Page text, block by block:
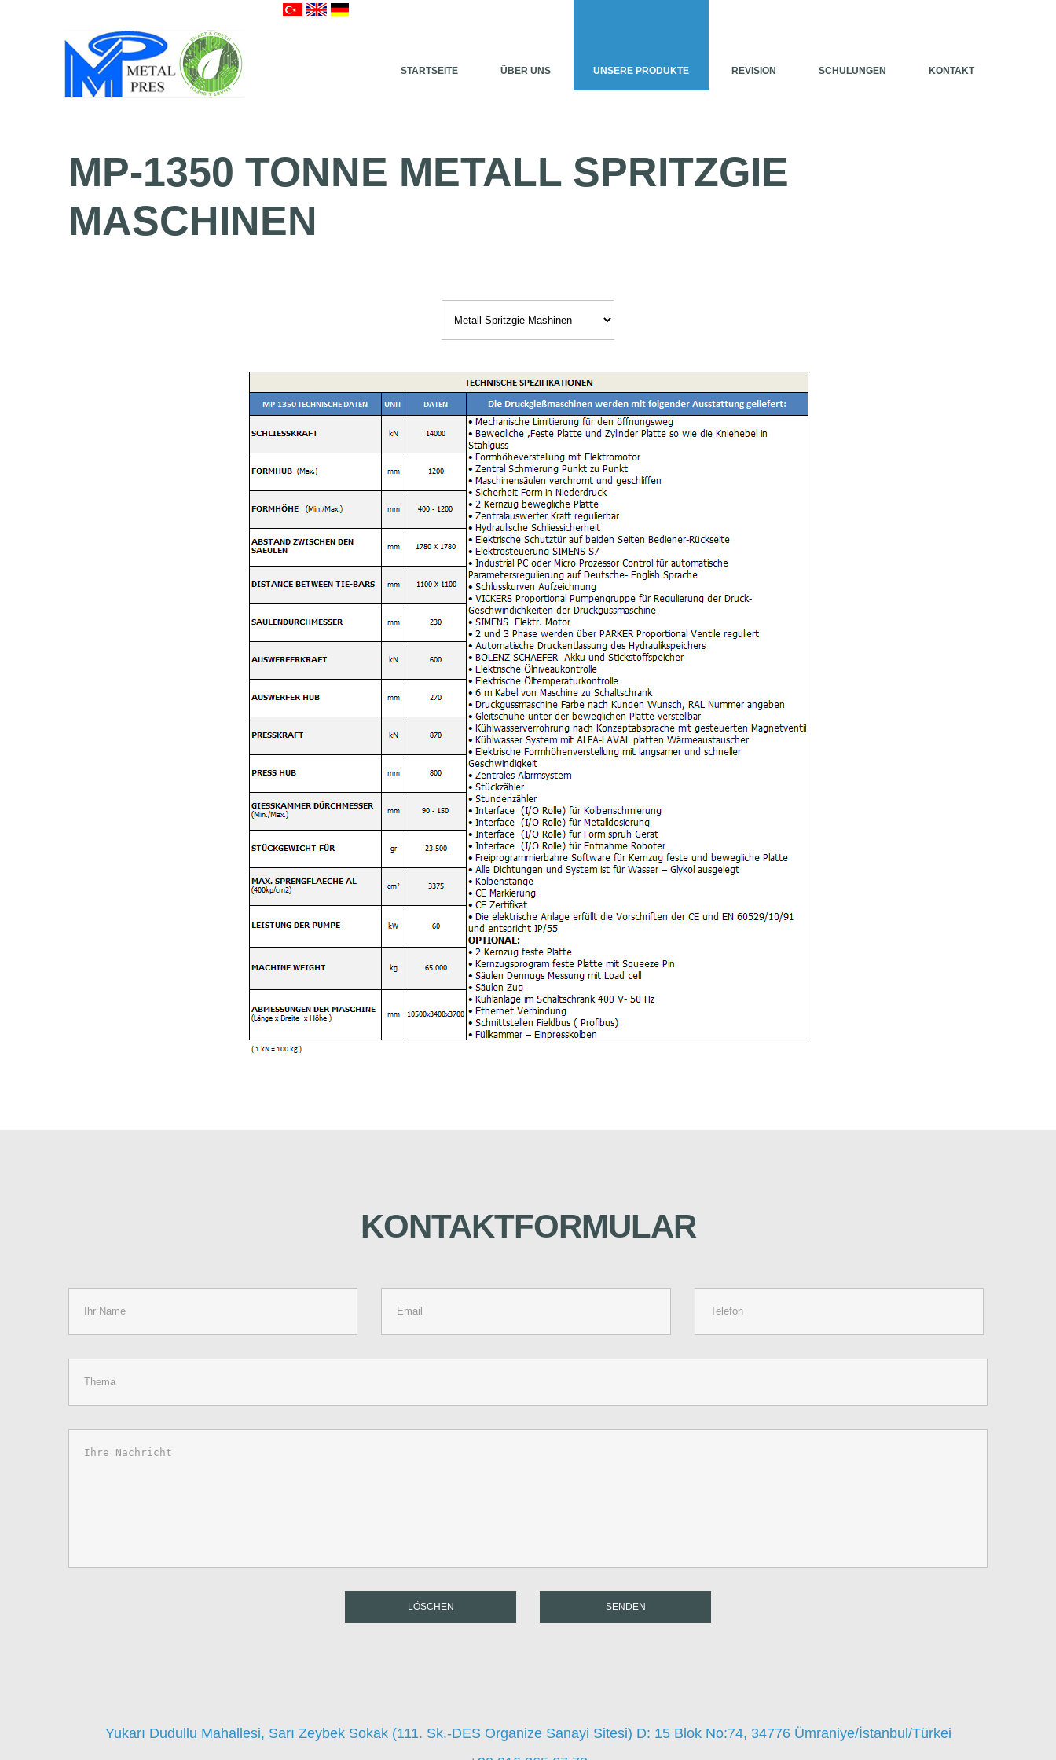
STARTSEITE ÜBER UNS UNSERE PRODUKTE REVISION SCHULUNGEN KONTAKT
MP-1350 TONNE METALL SPRITZGIE
MASCHINEN
KONTAKTFORMULAR
LÖSCHEN SENDEN
Yukarı Dudullu Mahallesi, Sarı Zeybek Sokak (111. Sk.-DES Organize Sanayi Sitesi) D: 15 Blok No:74, 34776 Ümraniye/İstanbul/Türkei